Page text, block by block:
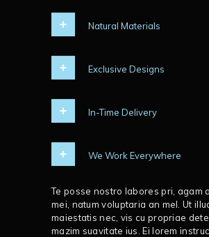
Natural Materials
Exclusive Designs
In-Time Delivery
We Work Everywhere
Te posse nostro labores pri, agam
mei, natum voluptaria an mel. Ut
maiestatis nec, vis cu propriae
mazim suavitate ius. Ei lorem